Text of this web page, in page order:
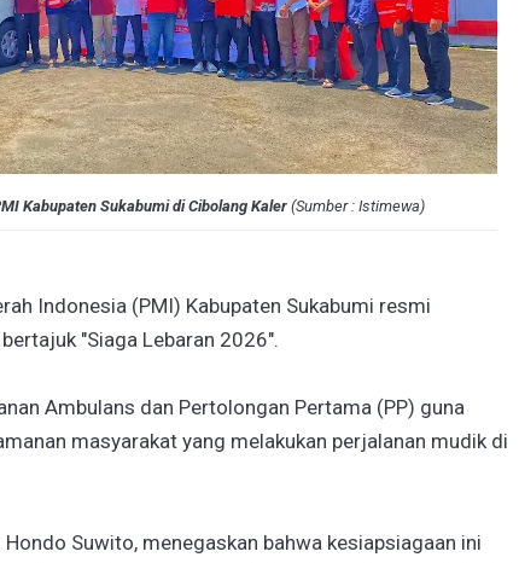
Kabupaten Sukabumi di Cibolang Kaler(Sumber: Istimewa)
Indonesia (PMI) Kabupaten Sukabumi resmi
"Siaga Lebaran 2026".
Ambulans dan Pertolongan Pertama (PP) guna
masyarakat yang melakukan perjalanan mudik di
Hondo Suwito, menegaskan bahwa kesiapsiagaan ini